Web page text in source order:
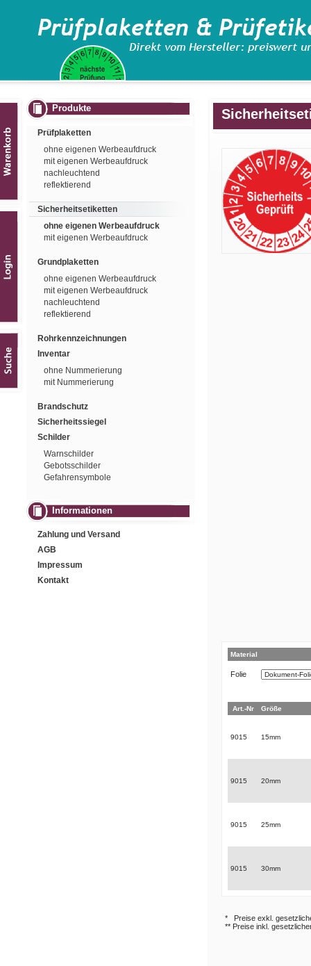
Produkte
Prüfplaketten
ohne eigenen Werbeaufdruck
mit eigenen Werbeaufdruck
nachleuchtend
reflektierend
Sicherheitsetiketten
ohne eigenen Werbeaufdruck
mit eigenen Werbeaufdruck
Grundplaketten
ohne eigenen Werbeaufdruck
mit eigenen Werbeaufdruck
nachleuchtend
reflektierend
Rohrkennzeichnungen
Inventar
ohne Nummerierung
mit Nummerierung
Brandschutz
Sicherheitssiegel
Schilder
Warnschilder
Gebotsschilder
Gefahrensymbole
Informationen
Zahlung und Versand
AGB
Impressum
Kontakt
Material
Folie
Art.-Nr Größe
9015 15mm
9015 20mm
9015 25mm
9015 30mm
* Preise exkl.
** Preise inkl.